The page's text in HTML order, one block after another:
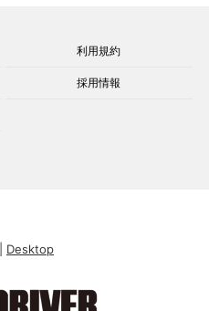
利用規約
採用情報
Desktop